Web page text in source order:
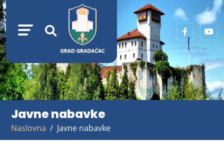
Javne nabavke
Naslovna Javne nabavke